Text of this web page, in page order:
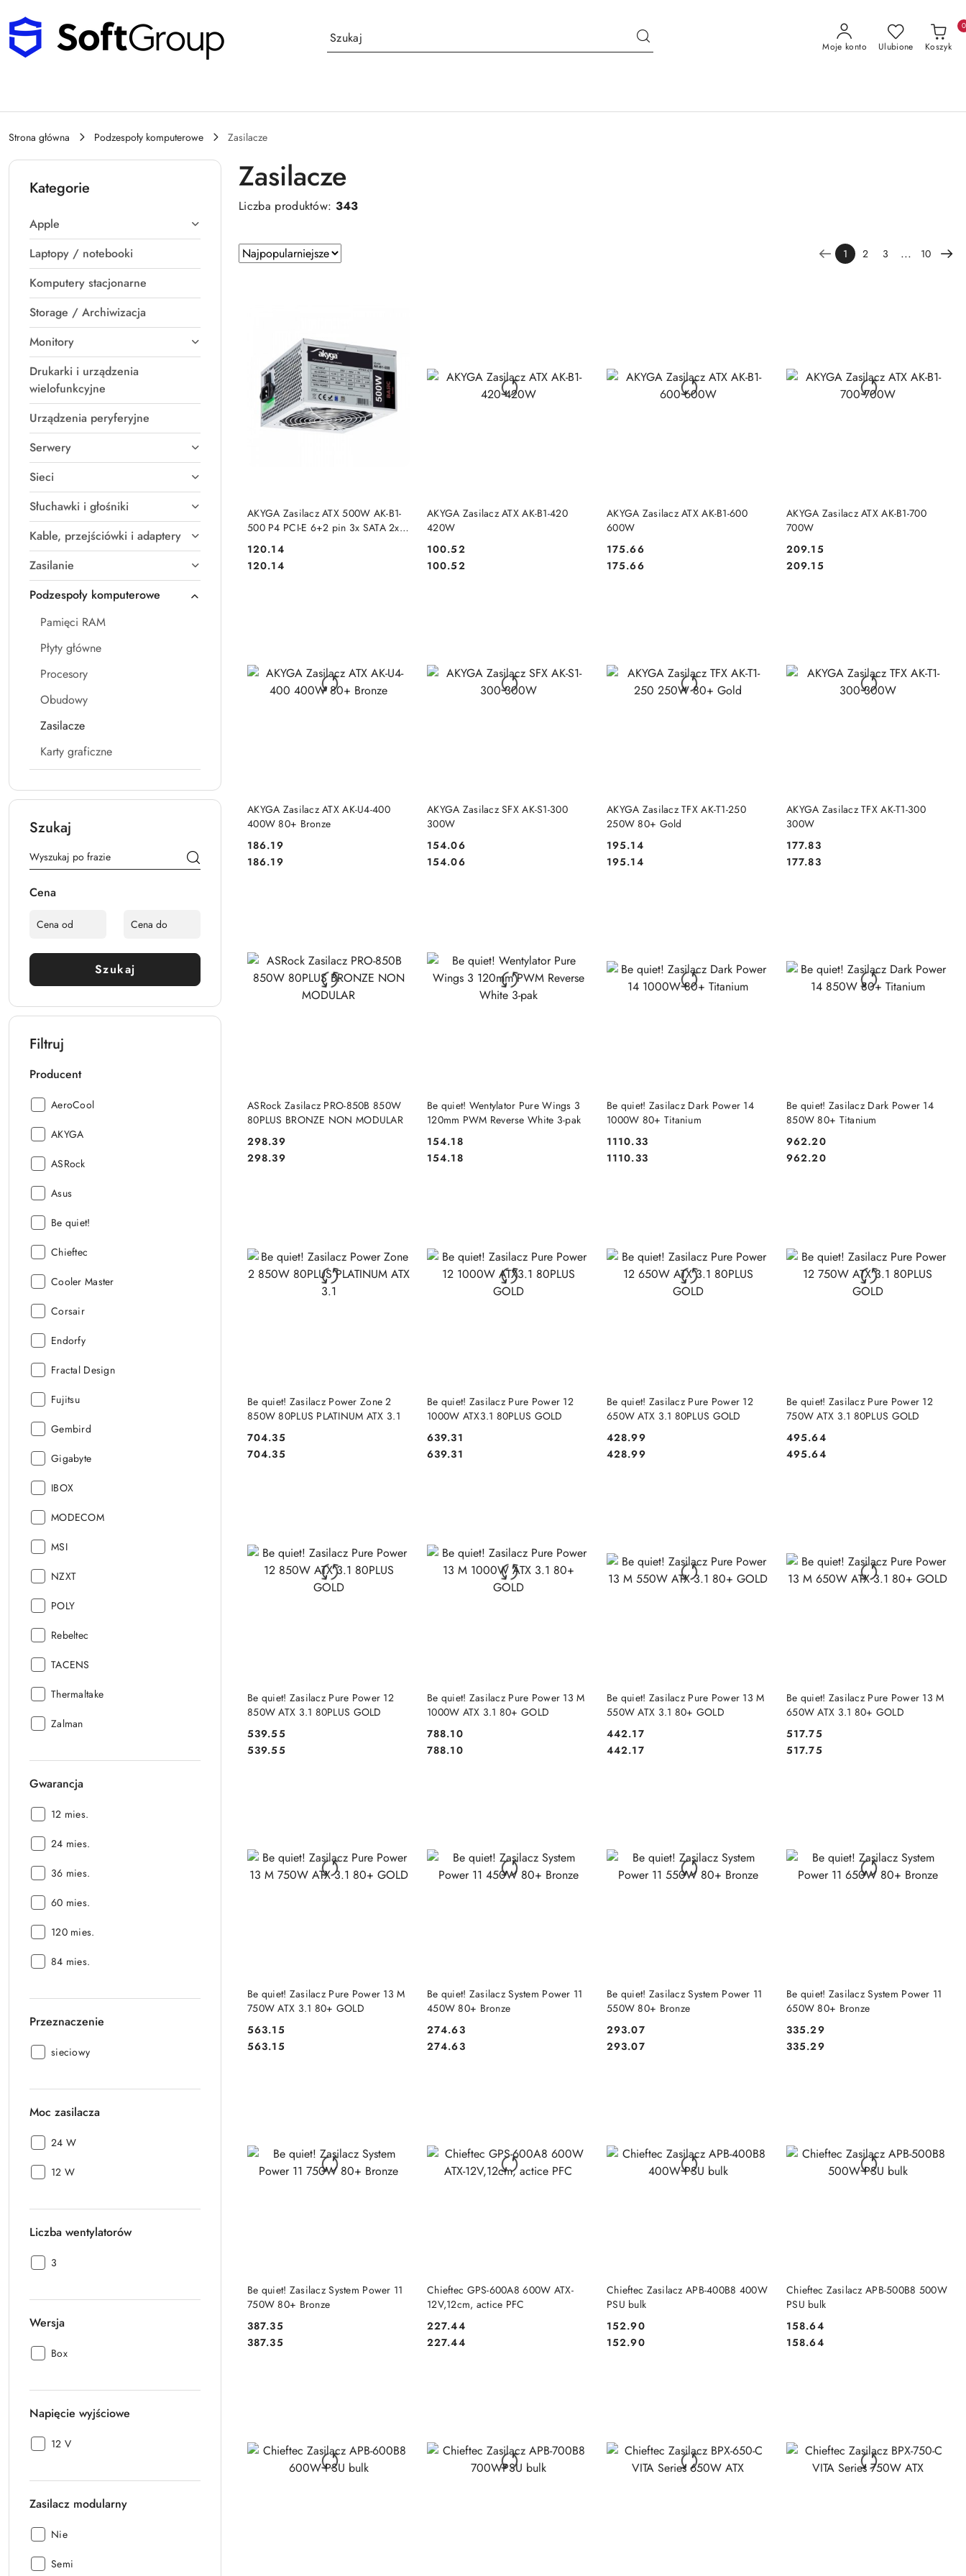
Przejdź do treści głównej
Przejdź do wyszukiwarki
Przejdź do moje konto
Przejdź do menu głównego
Przejdź do stopki
Moje konto Ulubione Koszyk
0
Strona główna Podzespoły komputerowe Zasilacze
Kategorie
Apple
Laptopy / notebooki
Komputery stacjonarne
Storage / Archiwizacja
Monitory
Drukarki i urządzenia
wielofunkcyjne
Urządzenia peryferyjne
Serwery
Sieci
Słuchawki i głośniki
Kable, przejściówki i adaptery
Zasilanie
Podzespoły komputerowe
Pamięci RAM
Płyty główne
Procesory
Obudowy
Zasilacze
Karty graficzne
Szukaj
Cena
Szukaj
Filtruj
Producent
Producent:
AeroCool
Producent:
AKYGA
Producent:
ASRock
Producent:
Asus
Producent:
Be quiet!
Producent:
Chieftec
Producent:
Cooler Master
Producent:
Corsair
Producent:
Endorfy
Producent:
Fractal Design
Producent:
Fujitsu
Producent:
Gembird
Producent:
Gigabyte
Producent:
IBOX
Producent:
MODECOM
Producent:
MSI
Producent:
NZXT
Producent:
POLY
Producent:
Rebeltec
Producent:
TACENS
Producent:
Thermaltake
Producent:
Zalman
Gwarancja
Gwarancja:
12 mies.
Gwarancja:
24 mies.
Gwarancja:
36 mies.
Gwarancja:
60 mies.
Gwarancja:
120 mies.
Gwarancja:
84 mies.
Przeznaczenie
Przeznaczenie:
sieciowy
Moc zasilacza
Moc
24 W
Moc
12 W
Liczba wentylatorów
Liczba
3
Wersja
Wersja:
Box
Napięcie wyjściowe
Napięcie
12 V
Zasilacz modularny
Zasilacz
Nie
Zasilacz
Semi
Zasilacze
Liczba produktów: 343
Zastosowano
sortowanie:
Sortuj
1 2 3 ... 10
AKYGA Zasilacz ATX 500W AK-B1-
500 P4 PCI-E 6+2 pin 3x SATA 2x
Cena:
120.14
Cena:
120.14
DO KOSZYKA
AKYGA Zasilacz ATX AK-B1-420
420W
Cena:
100.52
Cena:
100.52
DO KOSZYKA
AKYGA Zasilacz ATX AK-B1-600
600W
Cena:
175.66
Cena:
175.66
DO KOSZYKA
AKYGA Zasilacz ATX AK-B1-700
700W
Cena:
209.15
Cena:
209.15
DO KOSZYKA
AKYGA Zasilacz ATX AK-U4-400
400W 80+ Bronze
Cena:
186.19
Cena:
186.19
DO KOSZYKA
AKYGA Zasilacz SFX AK-S1-300
300W
Cena:
154.06
Cena:
154.06
DO KOSZYKA
AKYGA Zasilacz TFX AK-T1-250
250W 80+ Gold
Cena:
195.14
Cena:
195.14
DO KOSZYKA
AKYGA Zasilacz TFX AK-T1-300
300W
Cena:
177.83
Cena:
177.83
DO KOSZYKA
ASRock Zasilacz PRO-850B 850W
80PLUS BRONZE NON MODULAR
Cena:
298.39
Cena:
298.39
DO KOSZYKA
Be quiet! Wentylator Pure Wings 3
120mm PWM Reverse White 3-pak
Cena:
154.18
Cena:
154.18
DO KOSZYKA
Be quiet! Zasilacz Dark Power 14
1000W 80+ Titanium
Cena:
1110.33
Cena:
1110.33
DO KOSZYKA
Be quiet! Zasilacz Dark Power 14
850W 80+ Titanium
Cena:
962.20
Cena:
962.20
DO KOSZYKA
Be quiet! Zasilacz Power Zone 2
850W 80PLUS PLATINUM ATX 3.1
Cena:
704.35
Cena:
704.35
DO KOSZYKA
Be quiet! Zasilacz Pure Power 12
1000W ATX3.1 80PLUS GOLD
Cena:
639.31
Cena:
639.31
DO KOSZYKA
Be quiet! Zasilacz Pure Power 12
650W ATX 3.1 80PLUS GOLD
Cena:
428.99
Cena:
428.99
DO KOSZYKA
Be quiet! Zasilacz Pure Power 12
750W ATX 3.1 80PLUS GOLD
Cena:
495.64
Cena:
495.64
DO KOSZYKA
Be quiet! Zasilacz Pure Power 12
850W ATX 3.1 80PLUS GOLD
Cena:
539.55
Cena:
539.55
DO KOSZYKA
Be quiet! Zasilacz Pure Power 13 M
1000W ATX 3.1 80+ GOLD
Cena:
788.10
Cena:
788.10
DO KOSZYKA
Be quiet! Zasilacz Pure Power 13 M
550W ATX 3.1 80+ GOLD
Cena:
442.17
Cena:
442.17
DO KOSZYKA
Be quiet! Zasilacz Pure Power 13 M
650W ATX 3.1 80+ GOLD
Cena:
517.75
Cena:
517.75
DO KOSZYKA
Be quiet! Zasilacz Pure Power 13 M
750W ATX 3.1 80+ GOLD
Cena:
563.15
Cena:
563.15
DO KOSZYKA
Be quiet! Zasilacz System Power 11
450W 80+ Bronze
Cena:
274.63
Cena:
274.63
DO KOSZYKA
Be quiet! Zasilacz System Power 11
550W 80+ Bronze
Cena:
293.07
Cena:
293.07
DO KOSZYKA
Be quiet! Zasilacz System Power 11
650W 80+ Bronze
Cena:
335.29
Cena:
335.29
DO KOSZYKA
Be quiet! Zasilacz System Power 11
750W 80+ Bronze
Cena:
387.35
Cena:
387.35
DO KOSZYKA
Chieftec GPS-600A8 600W ATX-
12V,12cm, actice PFC
Cena:
227.44
Cena:
227.44
DO KOSZYKA
Chieftec Zasilacz APB-400B8 400W
PSU bulk
Cena:
152.90
Cena:
152.90
DO KOSZYKA
Chieftec Zasilacz APB-500B8 500W
PSU bulk
Cena:
158.64
Cena:
158.64
DO KOSZYKA